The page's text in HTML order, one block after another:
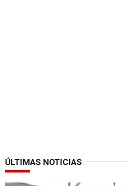
ÚLTIMAS NOTICIAS